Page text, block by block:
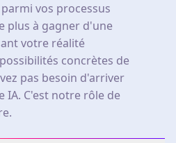
vos processus
plus à gagner d'une
votre réalité
concrètes de
pas besoin d'arriver
IA. C'est notre rôle de